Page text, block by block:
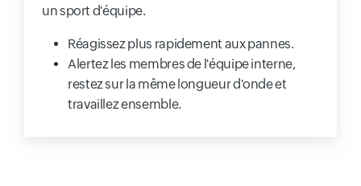
un sport d'équipe.
Réagissez plus rapidement aux pannes.
Alertez les membres de l'équipe interne,
restez sur la même longueur d'onde et
travaillez ensemble.